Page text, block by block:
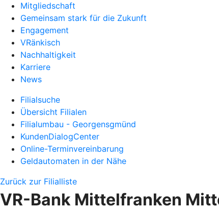
Mitgliedschaft
Gemeinsam stark für die Zukunft
Engagement
VRänkisch
Nachhaltigkeit
Karriere
News
Filialsuche
Übersicht Filialen
Filialumbau - Georgensgmünd
KundenDialogCenter
Online-Terminvereinbarung
Geldautomaten in der Nähe
Zurück zur Filialliste
VR-Bank Mittelfranken